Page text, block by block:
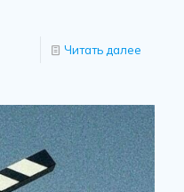
Читать далее